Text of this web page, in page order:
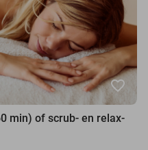
favorite_border
min) of scrub- en relax-